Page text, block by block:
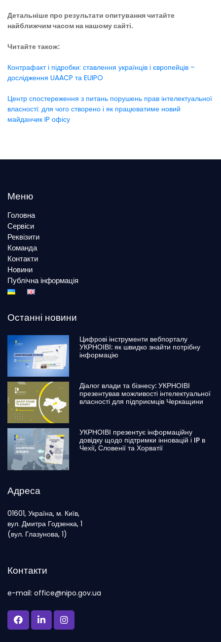
Детальніше про результати опитування читайте
найближчим часом на нашому сайті.
Читайте також:
Контрафакт і підробки: ставлення українців і європейців –
дослідження UAACP та EUIPO
Центр спостереження з питань порушень прав інтелектуальної
власності: для чого створено і як працюватиме новий
майданчик IP офісу
Меню
Головна
Сервіси
Реквізити
Команда
Контакти
Новини
Публічна інформація
Останні новини
Цифрові інструменти вебпорталу
УКРНОІВІ: як швидко знайти потрібну
інформацію
Діалог влади та бізнесу: УКРНОІВІ
презентував можливості інтелектуальної
власності для підприємців Черкащини
УКРНОІВІ презентує інформаційну
довідку щодо підтримки інновацій і IP в
Чехії, Словенії та Хорватії
Адреса
01601, Україна, м. Київ,
вул. Дмитра Годзенка, 1
(вул. Глазунова, 1)
Контакти
e-mail: office@nipo.gov.ua